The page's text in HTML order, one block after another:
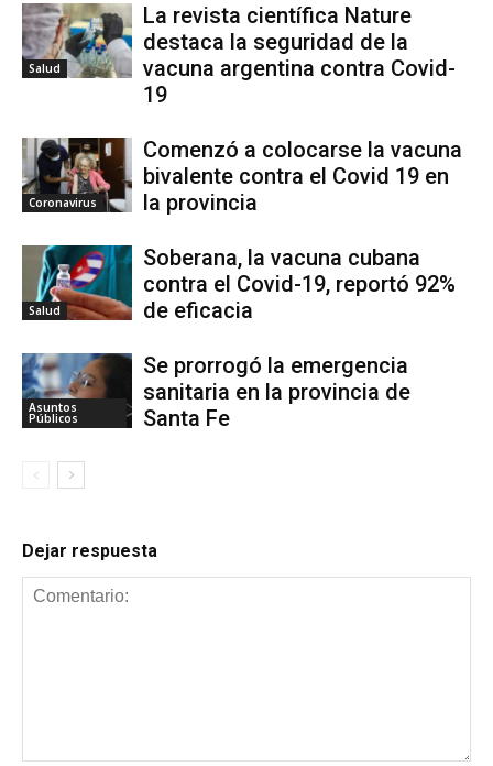
Salud
La revista científica Nature
destaca la seguridad de la
vacuna argentina contra Covid-
19
Coronavirus
Comenzó a colocarse la vacuna
bivalente contra el Covid 19 en
la provincia
Salud
Soberana, la vacuna cubana
contra el Covid-19, reportó 92%
de eficacia
Asuntos
Públicos
Se prorrogó la emergencia
sanitaria en la provincia de
Santa Fe
Dejar respuesta